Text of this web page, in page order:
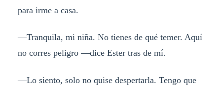
para irme a casa.
—Tranquila, mi niña. No tienes de qué temer. Aquí
no corres peligro —dice Ester tras de mí.
—Lo siento, solo no quise despertarla. Tengo que